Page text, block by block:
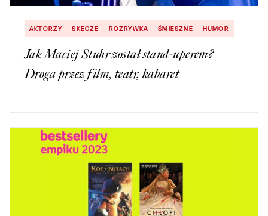
AKTORZY SKECZE ROZRYWKA ŚMIESZNE HUMOR
Jak Maciej Stuhr został stand-uperem?
Droga przez film, teatr, kabaret